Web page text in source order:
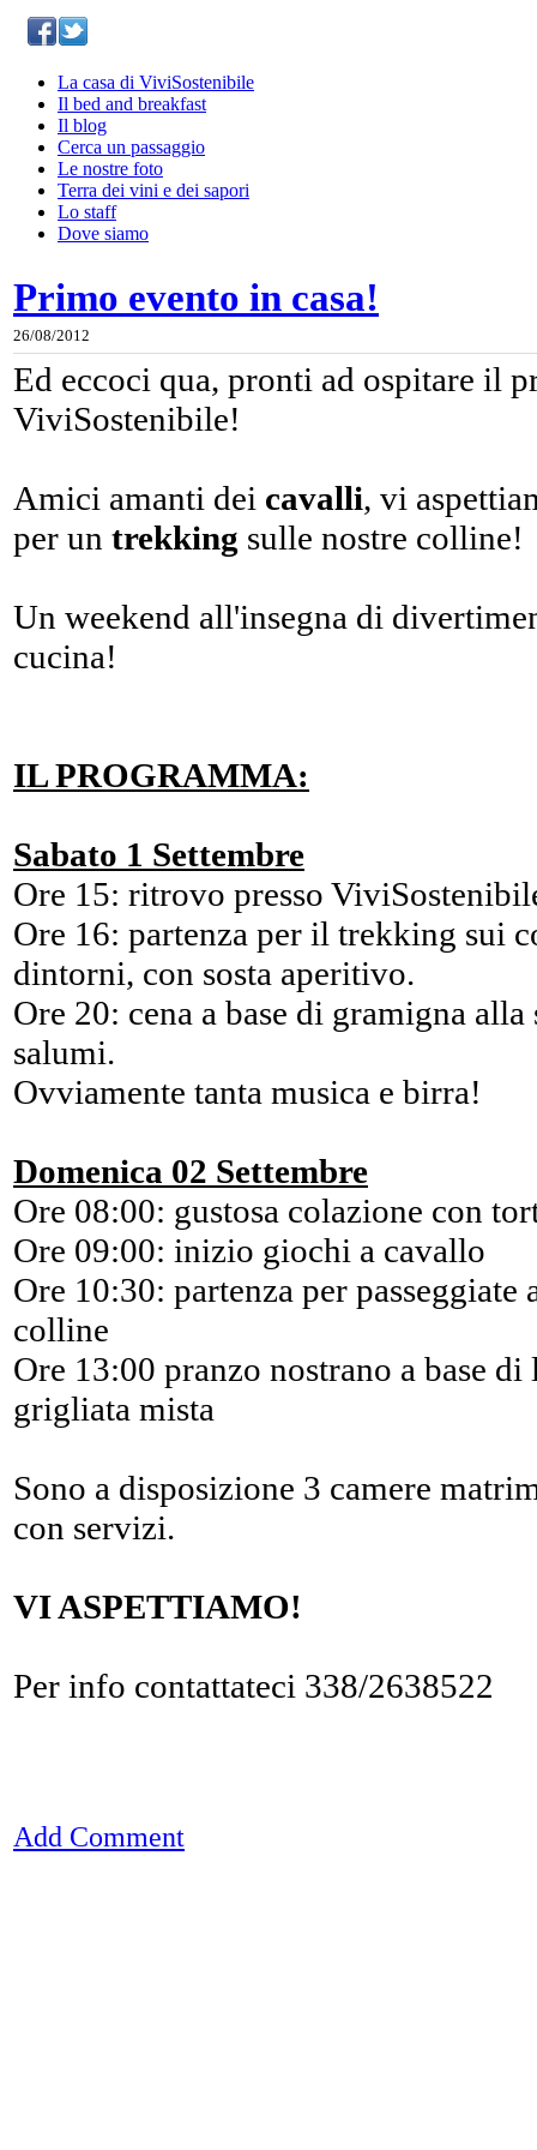
La casa di ViviSostenibile
Il bed and breakfast
Il blog
Cerca un passaggio
Le nostre foto
Terra dei vini e dei sapori
Lo staff
Dove siamo
Primo evento in casa!
26/08/2012
Ed eccoci qua, pronti ad ospitare il
ViviSostenibile!
Amici amanti dei cavalli, vi
per un trekking sulle nostre colline!
Un weekend all'insegna di
cucina!
IL PROGRAMMA:
Sabato 1 Settembre
Ore 15: ritrovo presso
Ore 16: partenza per il trekking sui
dintorni, con sosta aperitivo.
Ore 20: cena a base di gramigna
salumi.
Ovviamente tanta musica e birra!
Domenica 02 Settembre
Ore 08:00: gustosa colazione con
Ore 09:00: inizio giochi a cavallo
Ore 10:30: partenza per passeggiate
colline
Ore 13:00 pranzo nostrano a base di
grigliata mista
Sono a disposizione 3 camere
con servizi.
VI ASPETTIAMO!
Per info contattateci 338/2638522
Add Comment